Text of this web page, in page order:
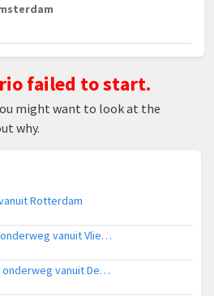
failed to start.
might want to look at the
why.
Rotterdam
Kustwachthelikopter onderweg vanuit Vliegveld Midden-Zeeland
Ambulancehelikopter onderweg vanuit Den Hoorn